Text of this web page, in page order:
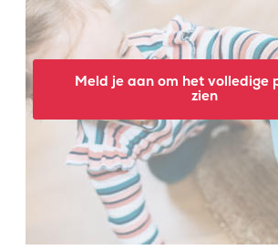
Meld je aan om het volledige
zien